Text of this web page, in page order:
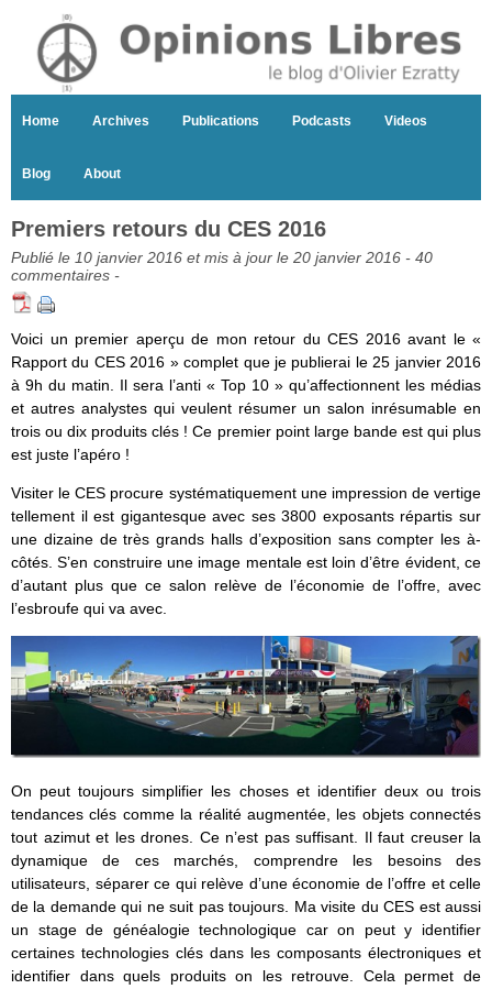
Home Archives Publications Podcasts Videos
Blog About
Premiers retours du CES 2016
Publié le 10 janvier 2016 et mis à jour le 20 janvier 2016 - 40
commentaires -
Voici un premier aperçu de mon retour du CES 2016 avant le «
Rapport du CES 2016 » complet que je publierai le 25 janvier 2016
à 9h du matin. Il sera l’anti « Top 10 » qu’affectionnent les médias
et autres analystes qui veulent résumer un salon inrésumable en
trois ou dix produits clés ! Ce premier point large bande est qui plus
est juste l’apéro !
Visiter le CES procure systématiquement une impression de vertige
tellement il est gigantesque avec ses 3800 exposants répartis sur
une dizaine de très grands halls d’exposition sans compter les à-
côtés. S’en construire une image mentale est loin d’être évident, ce
d’autant plus que ce salon relève de l’économie de l’offre, avec
l’esbroufe qui va avec.
On peut toujours simplifier les choses et identifier deux ou trois
tendances clés comme la réalité augmentée, les objets connectés
tout azimut et les drones. Ce n’est pas suffisant. Il faut creuser la
dynamique de ces marchés, comprendre les besoins des
utilisateurs, séparer ce qui relève d’une économie de l’offre et celle
de la demande qui ne suit pas toujours. Ma visite du CES est aussi
un stage de généalogie technologique car on peut y identifier
certaines technologies clés dans les composants électroniques et
identifier dans quels produits on les retrouve. Cela permet de